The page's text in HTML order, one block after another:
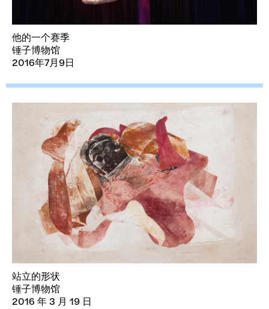
他的一个赛季
锤子博物馆
2016年7月9日
站立的形状
锤子博物馆
2016 年 3 月 19 日